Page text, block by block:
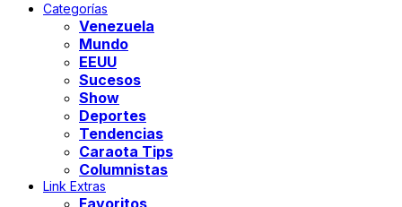
Categorías
Venezuela
Mundo
EEUU
Sucesos
Show
Deportes
Tendencias
Caraota Tips
Columnistas
Link Extras
Favoritos